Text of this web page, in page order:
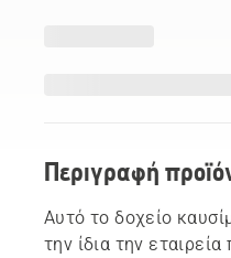
Περιγραφή
Αυτό το δοχείο
την ίδια την